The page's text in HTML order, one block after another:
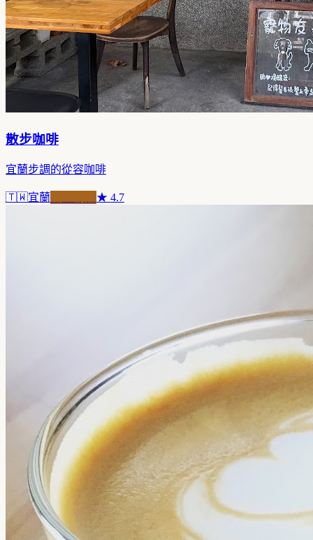
散步咖啡
宜蘭步調的從容咖啡
🇹🇼宜蘭 ★ 4.7